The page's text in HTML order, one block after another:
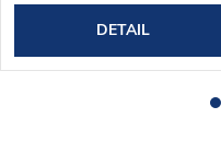
DETAIL